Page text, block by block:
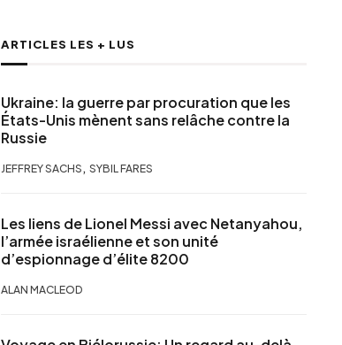
ARTICLES LES + LUS
Ukraine: la guerre par procuration que les
États-Unis mènent sans relâche contre la
Russie
JEFFREY SACHS , SYBIL FARES
Les liens de Lionel Messi avec Netanyahou,
l’armée israélienne et son unité
d’espionnage d’élite 8200
ALAN MACLEOD